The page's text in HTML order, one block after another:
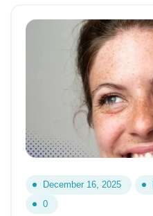
December 16, 2025
0